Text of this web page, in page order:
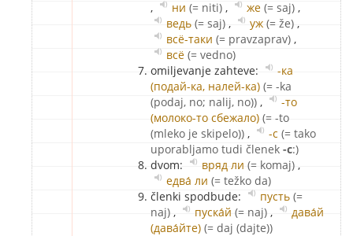
,
ни (= niti) , же (= saj) ,
ведь (= saj) , уж (= že) ,
всё-таки (= pravzaprav) ,
всё (= vedno)
omiljevanje zahteve:
-ка
(подай-ка, налей-ка) (= -ka
(podaj, no; nalij, no)) ,
-то
(молоко-то сбежало) (= -to
(mleko je skipelo)) , -с (= tako
uporabljamo tudi členek -с:)
dvom:
вряд ли (= komaj) ,
едва́ ли (= težko da)
členki spodbude:
пусть (=
naj) , пуска́й (= naj) ,
дава́й
(дава́йте) (= daj (dajte))